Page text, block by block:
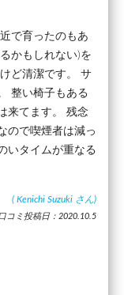
で育ったのもあ
かもしれない)を
ど清潔です。 サ
整い椅子もある
来てます。 残念
ので喫煙者は減っ
いタイムが重なる
( Kenichi Suzuki さん)
コミ投稿日：2020.10.5